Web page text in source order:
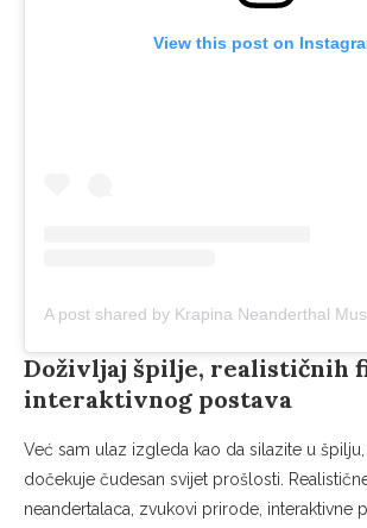
View this post on
Doživljaj špilje, realističnih
interaktivnog postava
Već sam ulaz izgleda kao da silazite u špilju,
dočekuje čudesan svijet prošlosti.
neandertalaca, zvukovi prirode, interaktivne